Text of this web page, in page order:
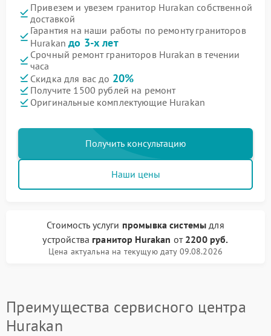
Привезем и увезем гранитор Hurakan собственной
доставкой
Гарантия на наши работы по ремонту граниторов
Hurakanдо 3-х лет
Срочный ремонт граниторов Hurakan в течении
часа
Скидка для вас до 20%
Получите 1500 рублей на ремонт
Оригинальные комплектующие Hurakan
Получить консультацию
Наши цены
Стоимость услуги промывка системы для
устройства гранитор Hurakan от 2200 руб.
Цена актуальна на текущую дату 09.08.2026
Преимущества сервисного центра
Hurakan